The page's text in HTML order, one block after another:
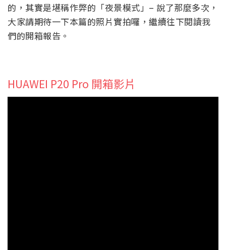
的，其實是堪稱作弊的「夜景模式」– 說了那麼多次，
大家請期待一下本篇的照片實拍囉，繼續往下閱讀我
們的開箱報告。
HUAWEI P20 Pro 開箱影片